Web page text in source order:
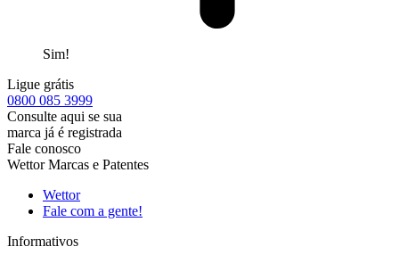
Sim!
Ligue grátis
0800 085 3999
Consulte aqui se sua
marca já é registrada
Fale conosco
Wettor Marcas e Patentes
Wettor
Fale com a gente!
Informativos